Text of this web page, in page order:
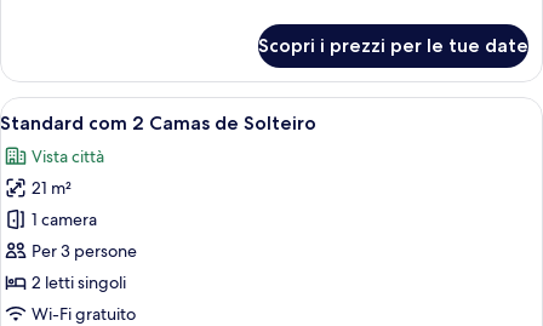
com
Cama
Casal
Scopri i prezzi per le tue date
Apri
tutte
le
foto
per
Standard
com
2
Una camera d'albergo con due letti,
4
Standard com 2 Camas de Solteiro
Vista città
21 m²
1 camera
Per 3 persone
2 letti singoli
Wi-Fi gratuito